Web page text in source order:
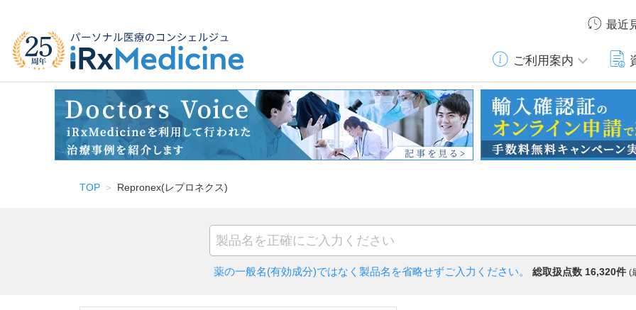
最近
ご利用案内
TOP Repronex(レプロネクス)
薬の一般名(有効成分)ではなく 製品名を省略せずご入力ください。 総取扱点数 16,320件 (